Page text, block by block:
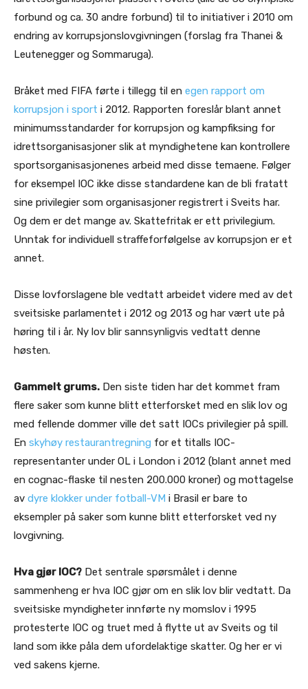
forbund og ca. 30 andre forbund) til to initiativer i 2010 om
endring av korrupsjonslovgivningen (forslag fra Thanei &
Leutenegger og Sommaruga).
Bråket med FIFA førte i tillegg til en egen rapport om
korrupsjon i sport i 2012. Rapporten foreslår blant annet
minimumsstandarder for korrupsjon og kampfiksing for
idrettsorganisasjoner slik at myndighetene kan kontrollere
sportsorganisasjonenes arbeid med disse temaene. Følger
for eksempel IOC ikke disse standardene kan de bli fratatt
sine privilegier som organisasjoner registrert i Sveits har.
Og dem er det mange av. Skattefritak er ett privilegium.
Unntak for individuell straffeforfølgelse av korrupsjon er et
annet.
Disse lovforslagene ble vedtatt arbeidet videre med av det
sveitsiske parlamentet i 2012 og 2013 og har vært ute på
høring til i år. Ny lov blir sannsynligvis vedtatt denne
høsten.
Gammelt grums. Den siste tiden har det kommet fram
flere saker som kunne blitt etterforsket med en slik lov og
med fellende dommer ville det satt IOCs privilegier på spill.
En skyhøy restaurantregning for et titalls IOC-
representanter under OL i London i 2012 (blant annet med
en cognac-flaske til nesten 200.000 kroner) og mottagelse
av dyre klokker under fotball-VM i Brasil er bare to
eksempler på saker som kunne blitt etterforsket ved ny
lovgivning.
Hva gjør IOC? Det sentrale spørsmålet i denne
sammenheng er hva IOC gjør om en slik lov blir vedtatt. Da
sveitsiske myndigheter innførte ny momslov i 1995
protesterte IOC og truet med å flytte ut av Sveits og til
land som ikke påla dem ufordelaktige skatter. Og her er vi
ved sakens kjerne.